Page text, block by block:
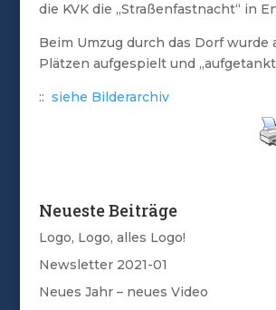
die KVK die „Straßenfastnacht“ in
Beim Umzug durch das Dorf wurde
Plätzen aufgespielt und
:: siehe Bilderarchiv
Neueste Beiträge
Logo, Logo, alles Logo!
Newsletter 2021-01
Neues Jahr – neues Video